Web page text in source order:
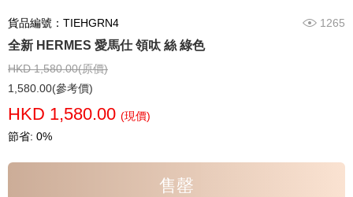
貨品編號：TIEHGRN4 1265
全新 HERMES 愛馬仕 領呔 絲 綠色
HKD 1,580.00(原價)
1,580.00(參考價)
HKD 1,580.00 (現價)
節省: 0%
售罄